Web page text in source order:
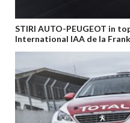
STIRI AUTO-PEUGEOT in
International IAA de la